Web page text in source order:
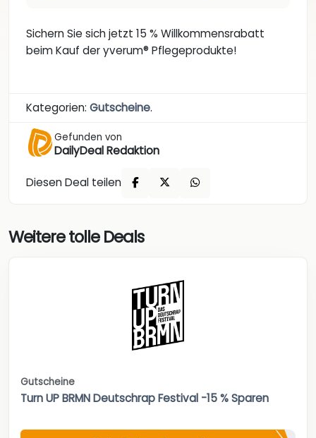
Sichern Sie sich jetzt 15 % Willkommensrabatt
beim Kauf der yverum® Pflegeprodukte!
Kategorien: Gutscheine.
Gefunden von
DailyDeal Redaktion
Diesen Deal teilen
Weitere tolle Deals
Gutscheine
Turn UP BRMN Deutschrap Festival -15 % Sparen